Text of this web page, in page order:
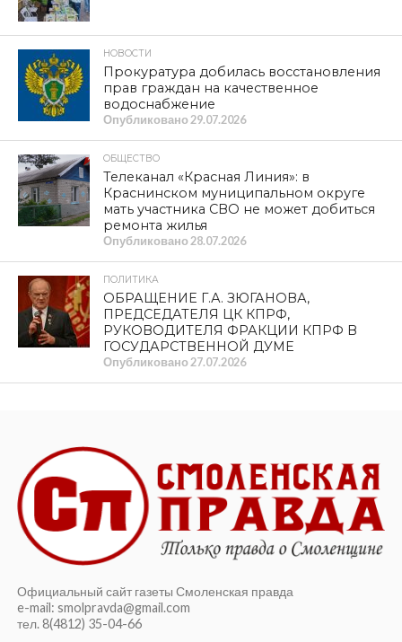
НОВОСТИ
Прокуратура добилась восстановления
прав граждан на качественное
водоснабжение
Опубликовано 29.07.2026
ОБЩЕСТВО
Телеканал «Красная Линия»: в
Краснинском муниципальном округе
мать участника СВО не может добиться
ремонта жилья
Опубликовано 28.07.2026
ПОЛИТИКА
ОБРАЩЕНИЕ Г.А. ЗЮГАНОВА,
ПРЕДСЕДАТЕЛЯ ЦК КПРФ,
РУКОВОДИТЕЛЯ ФРАКЦИИ КПРФ В
ГОСУДАРСТВЕННОЙ ДУМЕ
Опубликовано 27.07.2026
Официальный сайт газеты Смоленская правда
e-mail: smolpravda@gmail.com
тел. 8(4812) 35-04-66